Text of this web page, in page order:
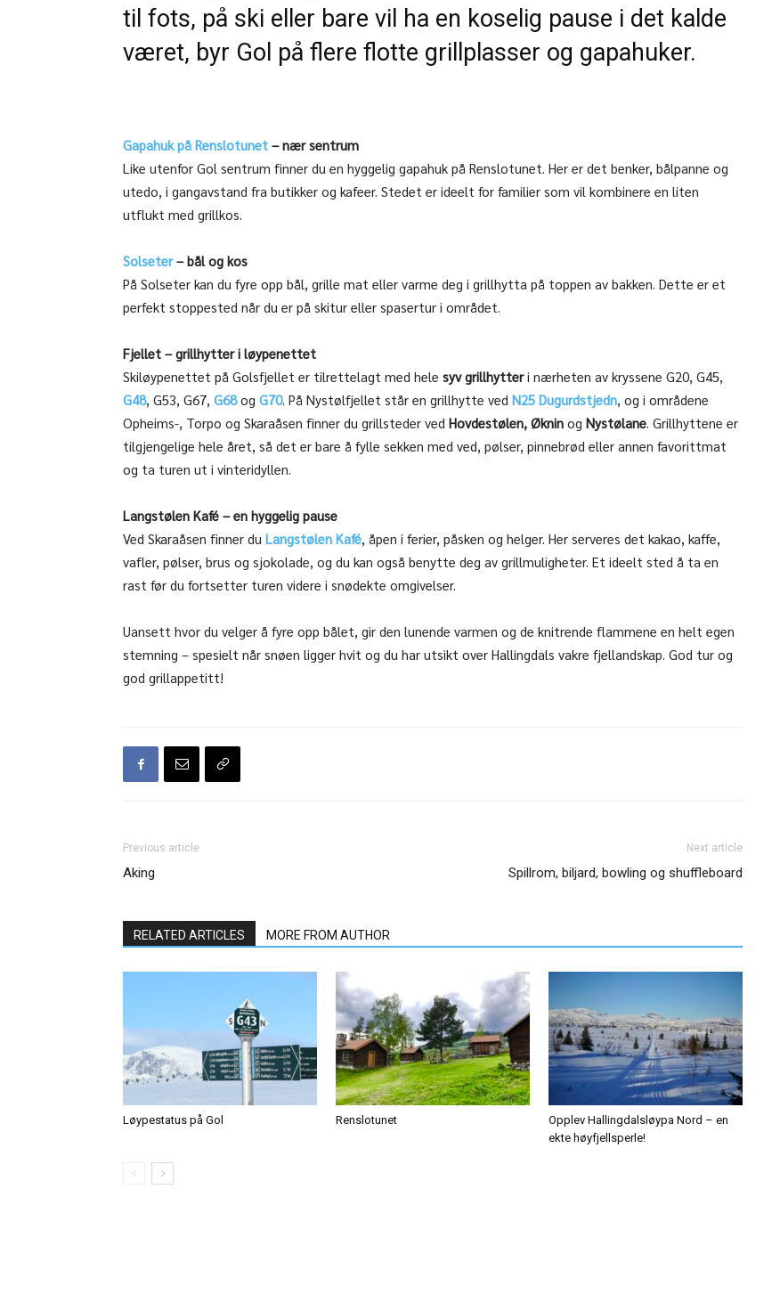
til fots, på ski eller bare vil ha en koselig pause i det kalde
været, byr Gol på flere flotte grillplasser og gapahuker.
Gapahuk på Renslotunet – nær sentrum
Like utenfor Gol sentrum finner du en hyggelig gapahuk på Renslotunet. Her er det benker, bålpanne og
utedo, i gangavstand fra butikker og kafeer. Stedet er ideelt for familier som vil kombinere en liten
utflukt med grillkos.
Solseter– bål og kos
På Solseter kan du fyre opp bål, grille mat eller varme deg i grillhytta på toppen av bakken. Dette er et
perfekt stoppested når du er på skitur eller spasertur i området.
Fjellet – grillhytter i løypenettet
Skiløypenettet på Golsfjellet er tilrettelagt med hele syv grillhytteri nærheten av kryssene G20, G45,
G48, G53, G67, G68og G70. På Nystølfjellet står en grillhytte ved N25 Dugurdstjedn, og i områdene
Opheims-, Torpo og Skaraåsen finner du grillsteder ved Hovdestølen, Øknin og Nystølane. Grillhyttene er
tilgjengelige hele året, så det er bare å fylle sekken med ved, pølser, pinnebrød eller annen favorittmat
og ta turen ut i vinteridyllen.
Langstølen Kafé – en hyggelig pause
Ved Skaraåsen finner du Langstølen Kafé, åpen i ferier, påsken og helger. Her serveres det kakao, kaffe,
vafler, pølser, brus og sjokolade, og du kan også benytte deg av grillmuligheter. Et ideelt sted å ta en
rast før du fortsetter turen videre i snødekte omgivelser.
Uansett hvor du velger å fyre opp bålet, gir den lunende varmen og de knitrende flammene en helt egen
stemning – spesielt når snøen ligger hvit og du har utsikt over Hallingdals vakre fjellandskap. God tur og
god grillappetitt!
Previous article
Aking
Next article
Spillrom, biljard, bowling og shuffleboard
RELATED ARTICLES MORE FROM AUTHOR
Løypestatus på Gol Renslotunet
Opplev Hallingdalsløypa Nord – en
ekte høyfjellsperle!